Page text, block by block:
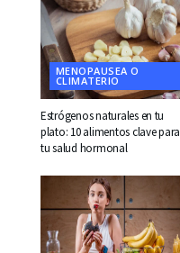
MENOPAUSEA O
CLIMATERIO
Estrógenos naturales en tu
plato: 10 alimentos clave para
tu salud hormonal